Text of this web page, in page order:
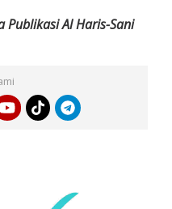
Publikasi Al Haris-Sani